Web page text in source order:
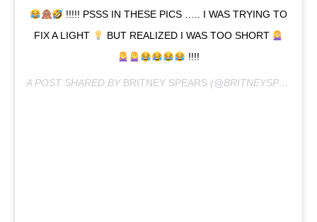
!!!!! PSSS IN THESE PICS ….. I WAS TRYING TO
FIX A LIGHT
BUT REALIZED I WAS TOO SHORT
!!!!
A POST SHARED BY BRITNEY SPEARS (@BRITNEYSPEARS) ON